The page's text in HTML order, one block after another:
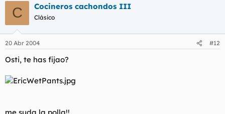
C Cocineros cachondos III
Clásico
20 Abr 2004 #12
Osti, te has fijao?